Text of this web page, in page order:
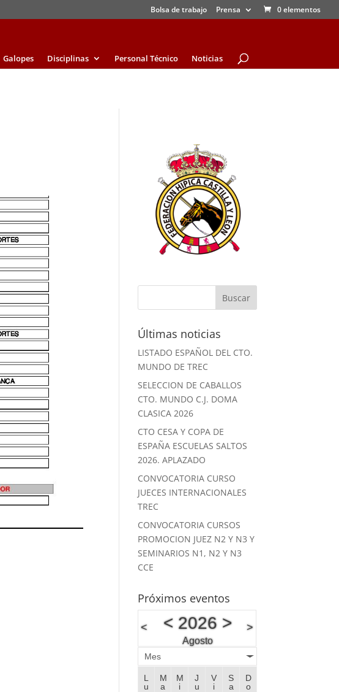
Bolsa de trabajo Prensa 0 elementos
Galopes Disciplinas Personal Técnico Noticias
Últimas noticias
LISTADO ESPAÑOL DEL CTO.
MUNDO DE TREC
SELECCION DE CABALLOS
CTO. MUNDO C.J. DOMA
CLASICA 2026
CTO CESA Y COPA DE
ESPAÑA ESCUELAS SALTOS
2026. APLAZADO
CONVOCATORIA CURSO
JUECES INTERNACIONALES
TREC
CONVOCATORIA CURSOS
PROMOCION JUEZ N2 Y N3 Y
SEMINARIOS N1, N2 Y N3
CCE
Próximos eventos
< <2026 >
Agosto
>
Mes
L
u
M
a
M
i
J
u
V
i
S
a
D
o